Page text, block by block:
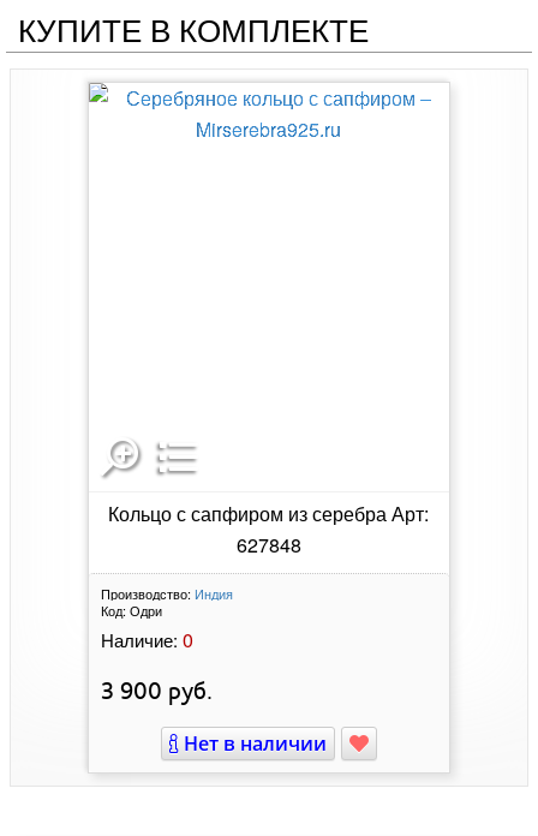
КУПИТЕ В КОМПЛЕКТЕ
Кольцо с сапфиром из серебра Арт:
627848
Производство: Индия
Код: Одри
Наличие: 0
3 900 руб.
Нет в наличии